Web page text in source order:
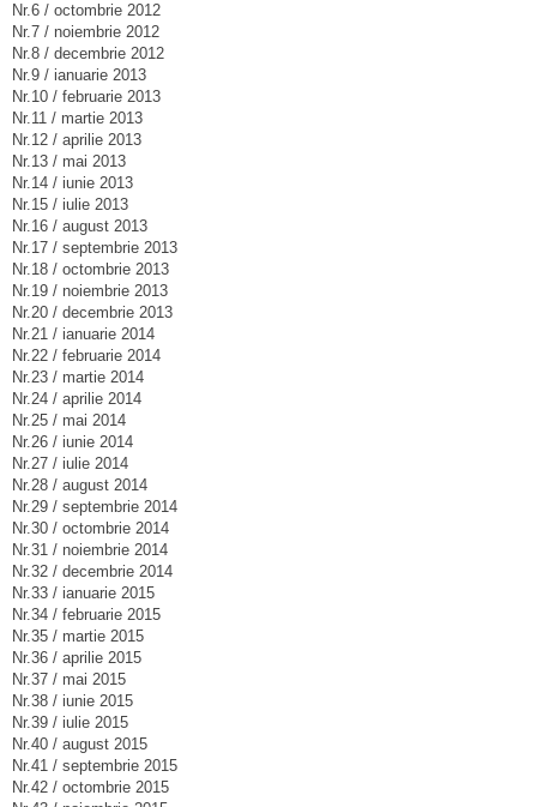
Nr.6 / octombrie 2012
Nr.7 / noiembrie 2012
Nr.8 / decembrie 2012
Nr.9 / ianuarie 2013
Nr.10 / februarie 2013
Nr.11 / martie 2013
Nr.12 / aprilie 2013
Nr.13 / mai 2013
Nr.14 / iunie 2013
Nr.15 / iulie 2013
Nr.16 / august 2013
Nr.17 / septembrie 2013
Nr.18 / octombrie 2013
Nr.19 / noiembrie 2013
Nr.20 / decembrie 2013
Nr.21 / ianuarie 2014
Nr.22 / februarie 2014
Nr.23 / martie 2014
Nr.24 / aprilie 2014
Nr.25 / mai 2014
Nr.26 / iunie 2014
Nr.27 / iulie 2014
Nr.28 / august 2014
Nr.29 / septembrie 2014
Nr.30 / octombrie 2014
Nr.31 / noiembrie 2014
Nr.32 / decembrie 2014
Nr.33 / ianuarie 2015
Nr.34 / februarie 2015
Nr.35 / martie 2015
Nr.36 / aprilie 2015
Nr.37 / mai 2015
Nr.38 / iunie 2015
Nr.39 / iulie 2015
Nr.40 / august 2015
Nr.41 / septembrie 2015
Nr.42 / octombrie 2015